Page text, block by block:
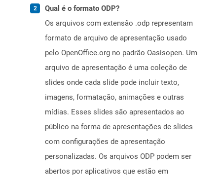
Qual é o formato ODP?
Os arquivos com extensão .odp representam
formato de arquivo de apresentação usado
pelo OpenOffice.org no padrão Oasisopen. Um
arquivo de apresentação é uma coleção de
slides onde cada slide pode incluir texto,
imagens, formatação, animações e outras
mídias. Esses slides são apresentados ao
público na forma de apresentações de slides
com configurações de apresentação
personalizadas. Os arquivos ODP podem ser
abertos por aplicativos que estão em